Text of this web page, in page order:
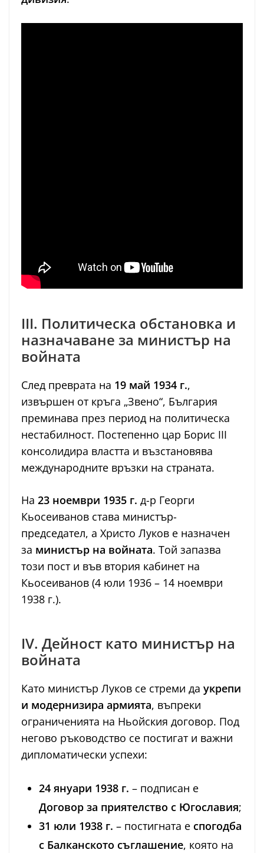
III. Политическа обстановка и
назначаване за министър на
войната
След преврата на 19 май 1934 г.,
извършен от кръга „Звено“, България
преминава през период на политическа
нестабилност. Постепенно цар Борис III
консолидира властта и възстановява
международните връзки на страната.
На 23 ноември 1935 г. д-р Георги
Кьосеиванов става министър-
председател, а Христо Луков е назначен
за министър на войната. Той запазва
този пост и във втория кабинет на
Кьосеиванов (4 юли 1936 – 14 ноември
1938 г.).
IV. Дейност като министър на
войната
Като министър Луков се стреми да укрепи
и модернизира армията, въпреки
ограниченията на Ньойския договор. Под
негово ръководство се постигат и важни
дипломатически успехи:
24 януари 1938 г. – подписан е
Договор за приятелство с Югославия;
31 юли 1938 г. – постигната е спогодба
с Балканското съглашение, която на